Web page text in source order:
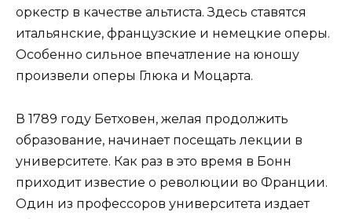
оркестр в качестве альтиста. Здесь ставятся
итальянские, французские и немецкие оперы.
Особенно сильное впечатление на юношу
произвели оперы Глюка и Моцарта.
В 1789 году Бетховен, желая продолжить
образование, начинает посещать лекции в
университете. Как раз в это время в Бонн
приходит известие о революции во Франции.
Один из профессоров университета издает